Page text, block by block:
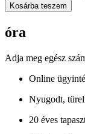
Kosárba teszem
óra
Adja meg egész
Online
Nyugodt,
20 éves